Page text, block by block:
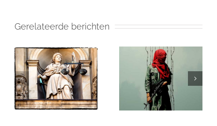
Gerelateerde berichten
Israël en de
(valse)
beschuldigingen
van genocide:
een nuchtere
Gaza: Wat Je
Echt over de
Oorlog tegen
Hamas moet